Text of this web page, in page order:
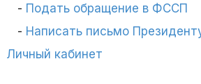
Подать обращение в ФССП
Написать письмо
Личный кабинет